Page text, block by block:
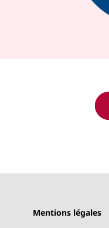
Mentions légales